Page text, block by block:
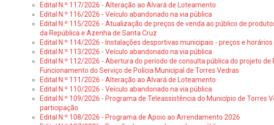
Edital N.º 117/2026 - Alteração ao Alvará de Loteamento
Edital N.º 116/2026 - Veículo abandonado na via pública
Edital N.º 115/2026 - Atualização de preços de venda ao público de
da República e Azenha de Santa Cruz
Edital N.º 114/2026 - Instalações desportivas municipais - preços e
Edital N.º 113/2026 - Veículo abandonado na via pública
Edital N.º 112/2026 - Abertura do período de consulta pública do projeto
Funcionamento do Serviço de Polícia Municipal de Torres Vedras
Edital N.º 111/2026 - Alteração ao Alvará de Loteamento
Edital N.º 110/2026 - Veículo abandonado na via pública
Edital N.º 109/2026 - Programa de Teleassistência do Município de Torres
participação
Edital N.º 108/2026 - Programa de Apoio ao Arrendamento 2026